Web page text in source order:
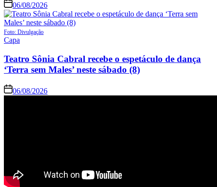
06/08/2026
Foto: Divulgação
Capa
Teatro Sônia Cabral recebe o espetáculo de dança
‘Terra sem Males’ neste sábado (8)
06/08/2026